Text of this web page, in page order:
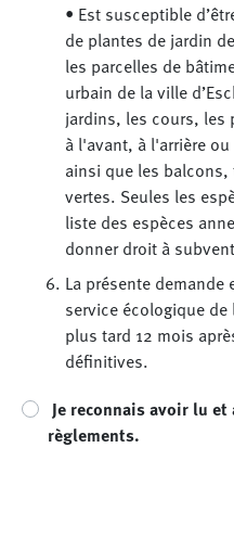
• Est susceptible
de plantes de jardin
les parcelles de
urbain de la ville
jardins, les cours, les
à l'avant, à l'arrière
ainsi que les
vertes. Seules les
liste des espèces
donner droit à
La présente
service écologique
plus tard 12 mois
définitives.
Je reconnais avoir lu
règlements.